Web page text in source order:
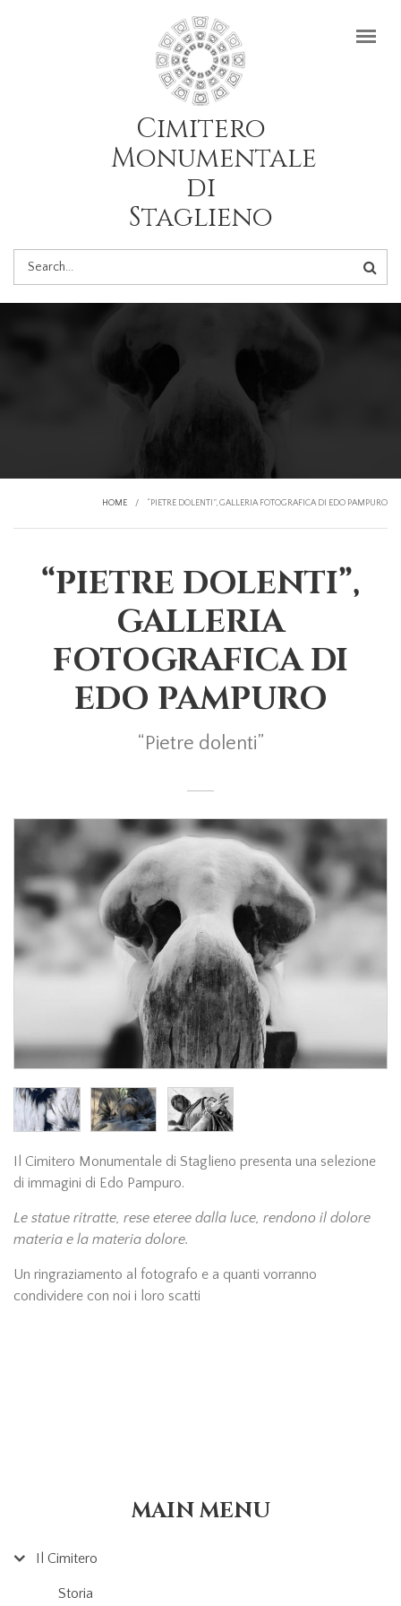
Cimitero
Monumentale
di
Staglieno
SEARCH
FORM
HOME / “PIETRE DOLENTI”, GALLERIA FOTOGRAFICA DI EDO PAMPURO
“PIETRE DOLENTI”,
GALLERIA
FOTOGRAFICA DI
EDO PAMPURO
“Pietre dolenti”
Il Cimitero Monumentale di Staglieno presenta una selezione
di immagini di Edo Pampuro.
Le statue ritratte, rese eteree dalla luce, rendono il dolore
materia e la materia dolore.
Un ringraziamento al fotografo e a quanti vorranno
condividere con noi i loro scatti
MAIN MENU
Il Cimitero
Storia